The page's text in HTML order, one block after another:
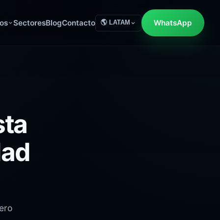
SectoresBlogContacto 🌎 LATAM WhatsApp